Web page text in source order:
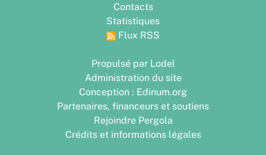
Contacts
Statistiques
Flux RSS
Propulsé par Lodel
Administration du site
Conception : Edinum.org
Partenaires, financeurs et soutiens
Rejoindre Pergola
Crédits et informations légales